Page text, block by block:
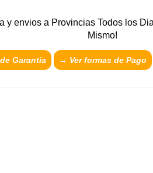
y envios a Provincias Todos los
Mismo!
Garantia → Ver formas de Pago